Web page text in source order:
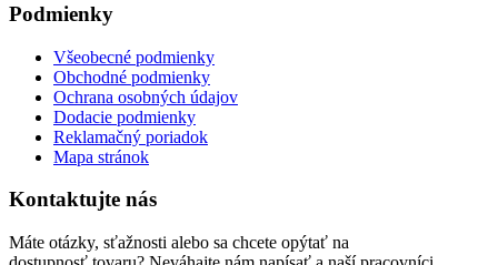
Podmienky
Všeobecné podmienky
Obchodné podmienky
Ochrana osobných údajov
Dodacie podmienky
Reklamačný poriadok
Mapa stránok
Kontaktujte nás
Máte otázky, sťažnosti alebo sa chcete opýtať na